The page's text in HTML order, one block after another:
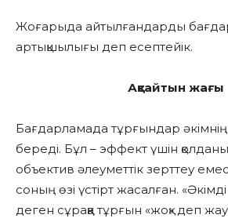
Жоғарыда айтылғандарды
артықшылығы деп есептейік.
Ақсайтын жағы
Бағдарламада тұрғындар әкімнің
береді. Бұл – эффект үшін
объектив әлеуметтік зерттеу
соның өзі үстірт жасалған.
деген сұраққа тұрғын «жоқ» деп